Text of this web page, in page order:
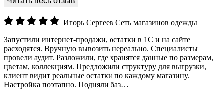
Игорь Сергеев Сеть магазинов одежды
Запустили интернет-продажи, остатки в 1С и на сайте
расходятся. Вручную вывозить нереально. Специалисты
провели аудит. Разложили, где хранятся данные по размерам,
цветам, коллекциям. Предложили структуру для выгрузки,
клиент видит реальные остатки по каждому магазину.
Настройка поэтапно. Подняли баз…